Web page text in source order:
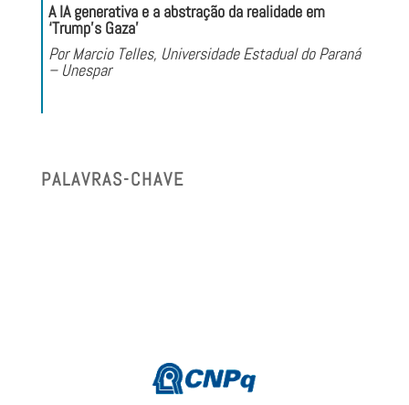
A IA generativa e a abstração da realidade em
‘Trump’s Gaza’
Por Marcio Telles, Universidade Estadual do Paraná
– Unespar
PALAVRAS-CHAVE